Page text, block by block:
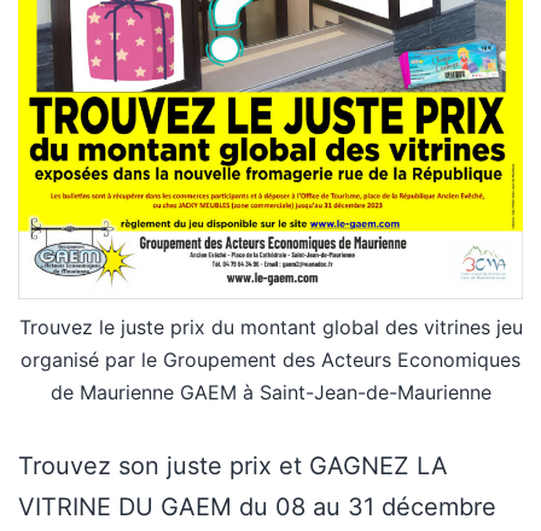
Trouvez le juste prix du montant global des vitrines jeu
organisé par le Groupement des Acteurs Economiques
de Maurienne GAEM à Saint-Jean-de-Maurienne
Trouvez son juste prix et GAGNEZ LA
VITRINE DU GAEM du 08 au 31 décembre